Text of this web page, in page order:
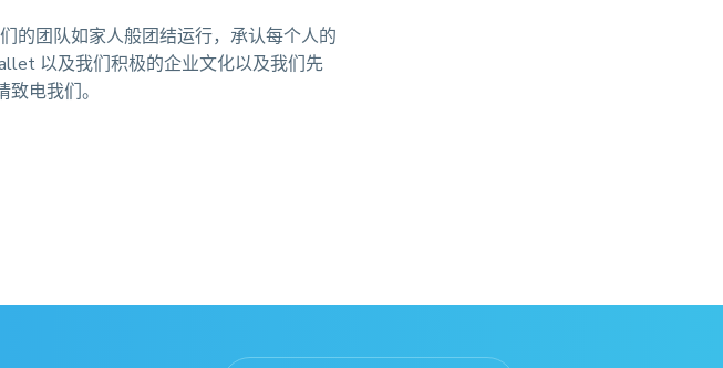
的团队如家人般团结运行，承认每个人的
以及我们积极的企业文化以及我们先
电我们。